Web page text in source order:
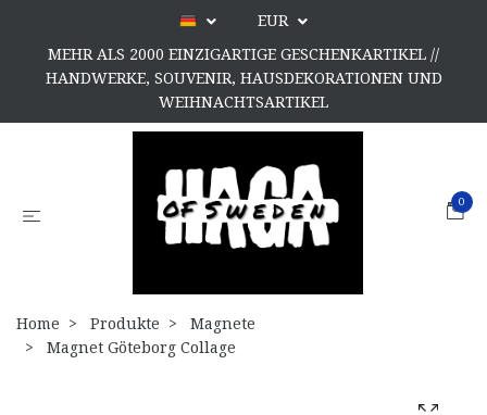
EUR
MEHR ALS 2000 EINZIGARTIGE GESCHENKARTIKEL //
HANDWERKE, SOUVENIR, HAUSDEKORATIONEN UND
WEIHNACHTSARTIKEL
0
Home Produkte
Magnete
Magnet Göteborg Collage